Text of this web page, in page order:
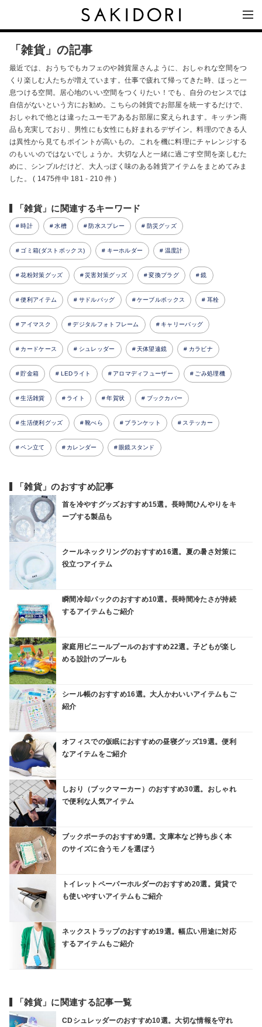
「雑貨」の記事
最近では、おうちでもカフェのや雑貨屋さんように、おしゃれな空間をつ
くり楽しむ人たちが増えています。仕事で疲れて帰ってきた時、ほっと一
息つける空間。居心地のいい空間をつくりたい！でも、自分のセンスでは
自信がないという方にお勧め。こちらの雑貨でお部屋を統一するだけで、
おしゃれで他とは違ったユーモアあるお部屋に変えられます。キッチン商
品も充実しており、男性にも女性にも好まれるデザイン。料理のできる人
は異性から見てもポイントが高いもの。これを機に料理にチャレンジする
のもいいのではないでしょうか。大切な人と一緒に過ごす空間を楽しむた
めに、シンプルだけど、大人っぽく味のある雑貨アイテムをまとめてみま
した。 ( 1475件中 181 - 210 件 )
「雑貨」に関連するキーワード
時計 水槽 防水スプレー 防災グッズ
ゴミ箱(ダストボックス) キーホルダー 温度計
花粉対策グッズ 災害対策グッズ 変換プラグ 鏡
便利アイテム サドルバッグ ケーブルボックス 耳栓
アイマスク デジタルフォトフレーム キャリーバッグ
カードケース シュレッダー 天体望遠鏡 カラビナ
貯金箱 LEDライト アロマディフューザー ごみ処理機
生活雑貨 ライト 年賀状 ブックカバー
生活便利グッズ 靴べら ブランケット ステッカー
ペン立て カレンダー 眼鏡スタンド
「雑貨」のおすすめ記事
首を冷やすグッズおすすめ15選。長時間ひんやりをキ
ープする製品も
クールネックリングのおすすめ16選。夏の暑さ対策に
役立つアイテム
瞬間冷却パックのおすすめ10選。長時間冷たさが持続
するアイテムもご紹介
家庭用ビニールプールのおすすめ22選。子どもが楽し
める設計のプールも
シール帳のおすすめ16選。大人かわいいアイテムもご
紹介
オフィスでの仮眠におすすめの昼寝グッズ19選。便利
なアイテムをご紹介
しおり（ブックマーカー）のおすすめ30選。おしゃれ
で便利な人気アイテム
ブックポーチのおすすめ9選。文庫本など持ち歩く本
のサイズに合うモノを選ぼう
トイレットペーパーホルダーのおすすめ20選。賃貸で
も使いやすいアイテムもご紹介
ネックストラップのおすすめ19選。幅広い用途に対応
するアイテムもご紹介
「雑貨」に関連する記事一覧
CDシュレッダーのおすすめ10選。大切な情報を守れ